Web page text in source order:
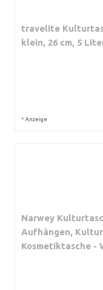
travelite
klein, 26 cm, 5
* Anzeige
Narwey
Aufhängen,
Kosmetiktasche -